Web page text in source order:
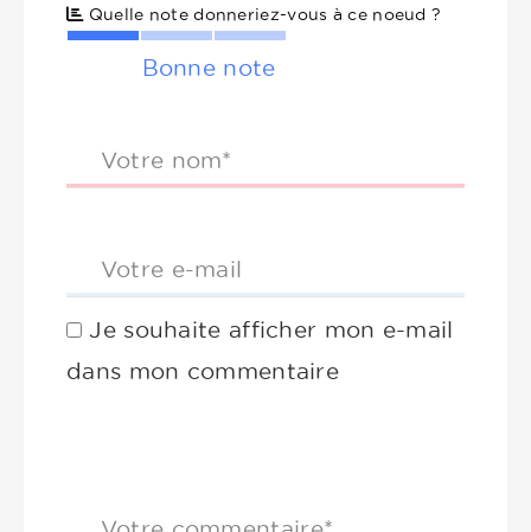
Quelle note donneriez-vous à ce noeud ?
Bonne note
Votre nom*
Votre e-mail
Je souhaite afficher mon e-mail
dans mon commentaire